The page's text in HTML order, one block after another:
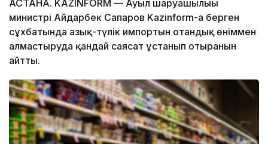
АСТАНА. KAZINFORM — Ауыл шаруашылығы
министрі Айдарбек Сапаров Kazinform-ға берген
сұхбатында азық-түлік импортын отандық өніммен
алмастыруда қандай саясат ұстанып отырғанын
айтты.